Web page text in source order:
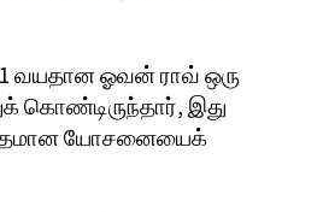
வயதான ஓவன் ராவ் ஒரு
கொண்டிருந்தார், இது
யோசனையைக்